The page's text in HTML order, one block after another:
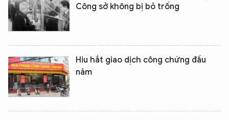
Công sở không bị bỏ trống
Hiu hắt giao dịch công chứng đầu
năm